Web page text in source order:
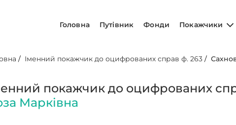
Головна Путівник Фонди Покажчики
/ Іменний покажчик до оцифрованих справ ф. 263 /
покажчик до оцифрованих
Марківна